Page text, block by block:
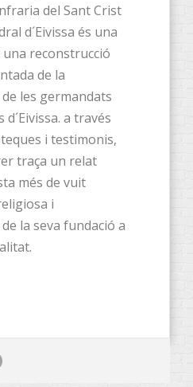
del Sant Crist
d´Eivissa és una
reconstrucció
de la
les germandats
a través
i testimonis,
traça un relat
més de vuit
i
la seva fundació a